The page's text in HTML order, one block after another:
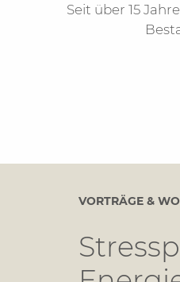
Seit über 15
VORTRÄGE &